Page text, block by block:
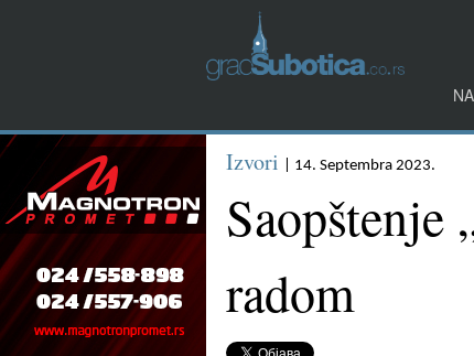
Izvori | 14. Septembra 2023.
radom